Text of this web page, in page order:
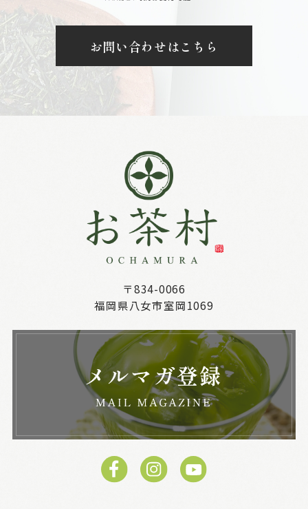
お問い合わせはこちら
〒834-0066
福岡県八女市室岡1069